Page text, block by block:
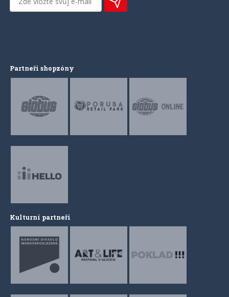
Partneři shopzóny
Kulturní partneři